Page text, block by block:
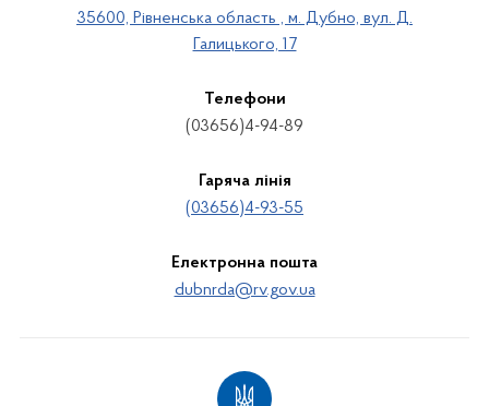
35600, Рівненська область , м. Дубно, вул. Д.
Галицького, 17
Телефони
(03656)4-94-89
Гаряча лінія
(03656)4-93-55
Електронна пошта
dubnrda@rv.gov.ua